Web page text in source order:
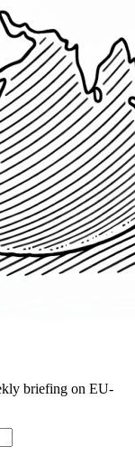
briefing on EU-